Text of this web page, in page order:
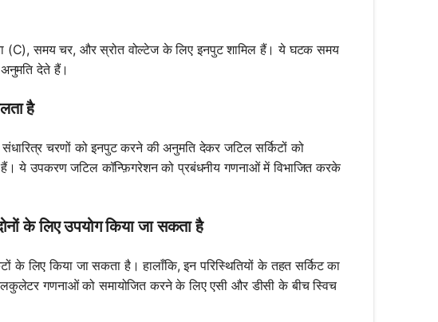
(C), समय चर, और स्रोत वोल्टेज के लिए इनपुट शामिल हैं। ये घटक समय
देते हैं।
है
चरणों को इनपुट करने की अनुमति देकर जटिल सर्किटों को
ये उपकरण जटिल कॉन्फ़िगरेशन को प्रबंधनीय गणनाओं में विभाजित करके
के लिए उपयोग किया जा सकता है
के लिए किया जा सकता है। हालाँकि, इन परिस्थितियों के तहत सर्किट का
गणनाओं को समायोजित करने के लिए एसी और डीसी के बीच स्विच